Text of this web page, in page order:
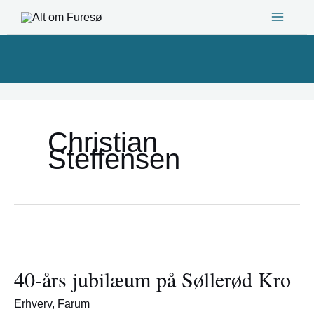
Christian
Steffensen
40-års jubilæum på Søllerød Kro
Erhverv, Farum
jubilæum
på
Søllerød